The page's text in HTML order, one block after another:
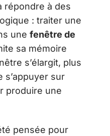
répondre à des
: traiter une
une fenêtre de
sa mémoire
s’élargit, plus
s’appuyer sur
produire une
pensée pour